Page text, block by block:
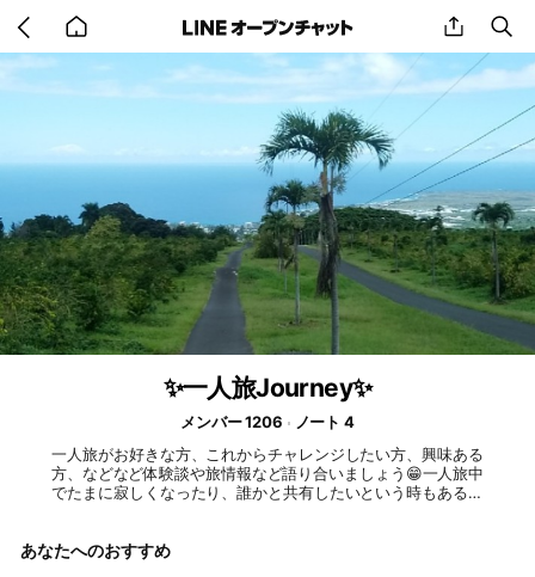
back
to
share
✨一人旅Journey✨
メンバー 1206
ノート 4
一人旅がお好きな方、これからチャレンジしたい方、興味ある
方、などなど体験談や旅情報など語り合いましょう😁一人旅中
でたまに寂しくなったり、誰かと共有したいという時もあると
場所にしていきましょう ・挨拶だけやスタンプだけの投稿は
あなたへのおすすめ